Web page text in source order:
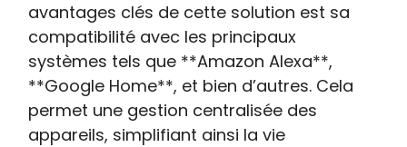
avantages clés de cette solution est sa
compatibilité avec les principaux
systèmes tels que **Amazon Alexa**,
**Google Home**, et bien d’autres. Cela
permet une gestion centralisée des
appareils, simplifiant ainsi la vie